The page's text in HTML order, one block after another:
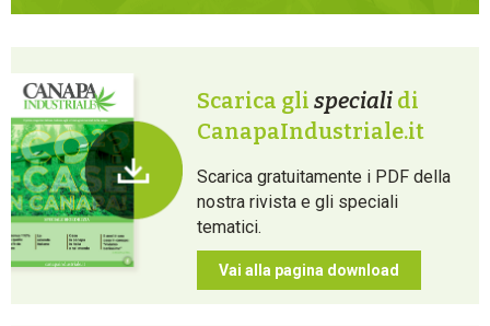
Scarica gli speciali di
CanapaIndustriale.it
Scarica gratuitamente i PDF della
nostra rivista e gli speciali
tematici.
Vai alla pagina download